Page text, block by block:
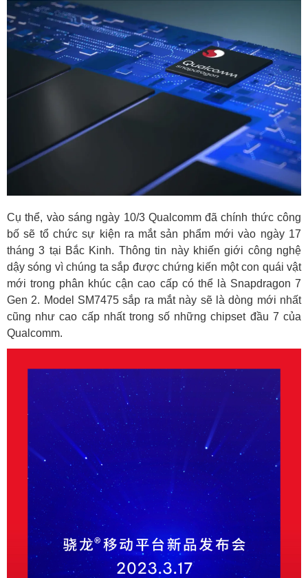
Cụ thể, vào sáng ngày 10/3 Qualcomm đã chính thức công
bố sẽ tổ chức sự kiện ra mắt sản phẩm mới vào ngày 17
tháng 3 tại Bắc Kinh. Thông tin này khiến giới công nghệ
dậy sóng vì chúng ta sắp được chứng kiến một con quái vật
mới trong phân khúc cận cao cấp có thể là Snapdragon 7
Gen 2. Model SM7475 sắp ra mắt này sẽ là dòng mới nhất
cũng như cao cấp nhất trong số những chipset đầu 7 của
Qualcomm.